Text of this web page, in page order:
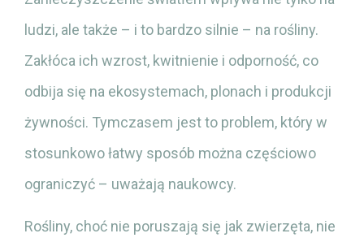
ludzi, ale także – i to bardzo silnie – na rośliny.
Zakłóca ich wzrost, kwitnienie i odporność, co
odbija się na ekosystemach, plonach i produkcji
żywności. Tymczasem jest to problem, który w
stosunkowo łatwy sposób można częściowo
ograniczyć – uważają naukowcy.
Rośliny, choć nie poruszają się jak zwierzęta, nie